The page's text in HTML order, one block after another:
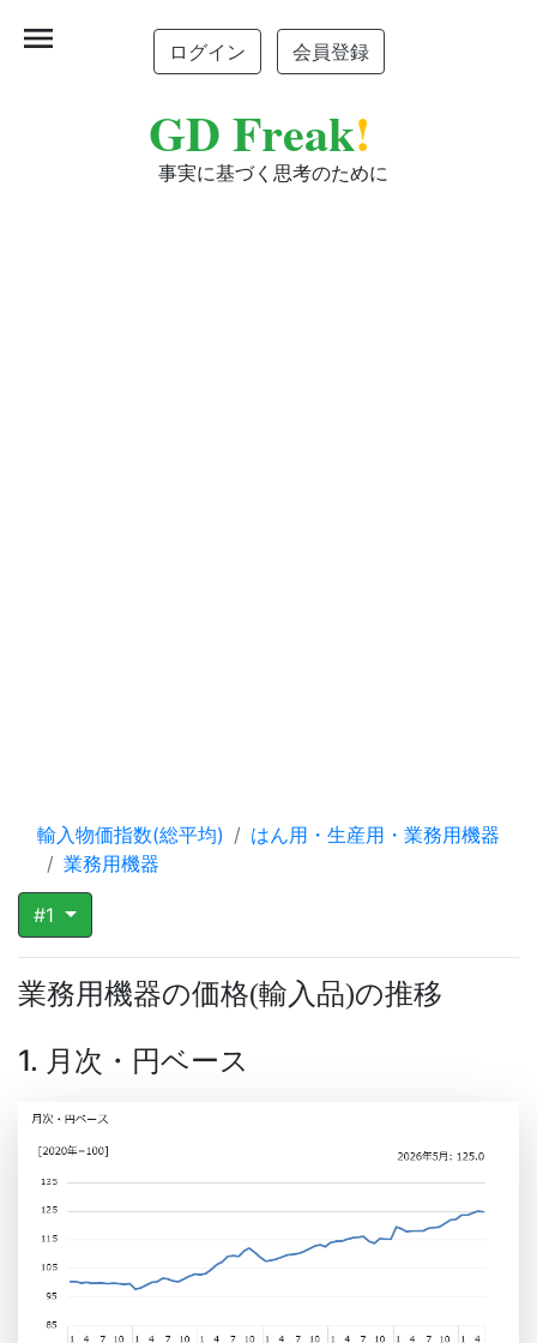
ログイン 会員登録
GD Freak!
事実に基づく思考のために
menu
輸入物価指数(総平均)
はん用・生産用・業務用機器
業務用機器
#1
業務用機器の価格(輸入品)の推移
1. 月次・円ベース